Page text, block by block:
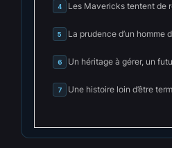
4 Les Mavericks tentent de
5 La prudence d’un homme
6 Un héritage à gérer, un
7 Une histoire loin d’être